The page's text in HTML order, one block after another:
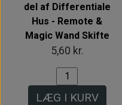
del af Differentiale
Hus - Remote &
Magic Wand Skifte
5,60 kr.
LÆG I KURV